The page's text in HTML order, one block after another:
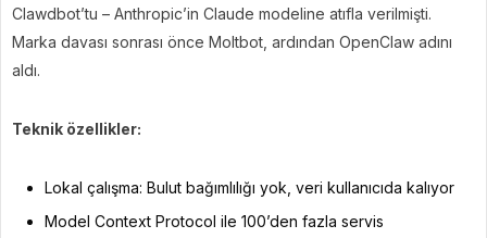
Clawdbot’tu – Anthropic’in Claude modeline atıfla verilmişti.
Marka davası sonrası önce Moltbot, ardından OpenClaw adını
aldı.
Teknik özellikler:
Lokal çalışma: Bulut bağımlılığı yok, veri kullanıcıda kalıyor
Model Context Protocol ile 100’den fazla servis